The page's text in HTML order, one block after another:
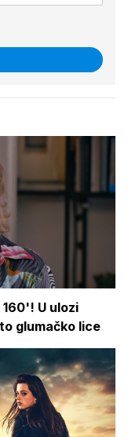
U ulozi
glumačko lice